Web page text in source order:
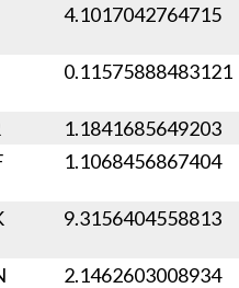
4.1017042764715
0.11575888483121
1.1841685649203
1.1068456867404
9.3156404558813
2.1462603008934